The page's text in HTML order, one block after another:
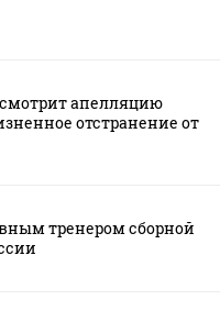
апелляцию
отстранение от
тренером сборной